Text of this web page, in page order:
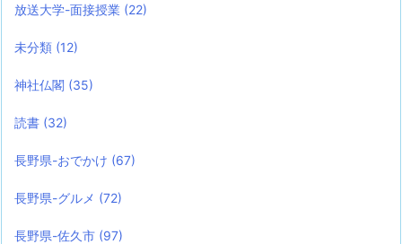
放送大学-面接授業 (22)
未分類 (12)
神社仏閣 (35)
読書 (32)
長野県-おでかけ (67)
長野県-グルメ (72)
長野県-佐久市 (97)